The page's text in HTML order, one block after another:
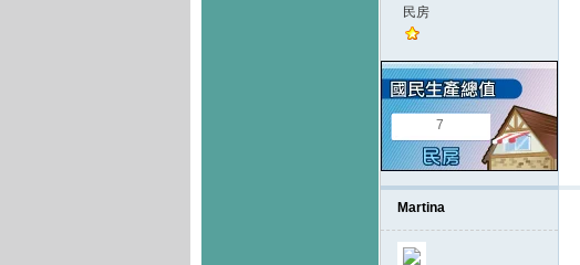
民房
7
Martina